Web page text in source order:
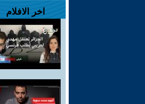
اخر الافلام